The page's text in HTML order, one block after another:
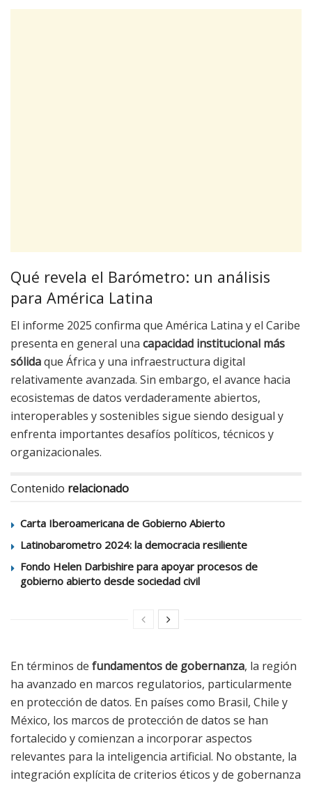
Qué revela el Barómetro: un análisis
para América Latina
El informe 2025 confirma que América Latina y el Caribe
presenta en general una capacidad institucional más
sólidaque África y una infraestructura digital
relativamente avanzada. Sin embargo, el avance hacia
ecosistemas de datos verdaderamente abiertos,
interoperables y sostenibles sigue siendo desigual y
enfrenta importantes desafíos políticos, técnicos y
organizacionales.
Contenido relacionado
Carta Iberoamericana de Gobierno Abierto
Latinobarometro 2024: la democracia resiliente
Fondo Helen Darbishire para apoyar procesos de
gobierno abierto desde sociedad civil
En términos de fundamentos de gobernanza, la región
ha avanzado en marcos regulatorios, particularmente
en protección de datos. En países como Brasil, Chile y
México, los marcos de protección de datos se han
fortalecido y comienzan a incorporar aspectos
relevantes para la inteligencia artificial. No obstante, la
integración explícita de criterios éticos y de gobernanza